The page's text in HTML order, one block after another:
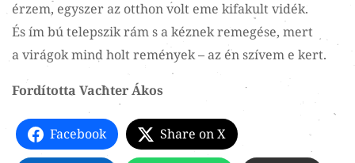
érzem, egyszer az otthon volt eme kifakult vidék.
És ím bú telepszik rám s a kéznek remegése, mert
a virágok mind holt remények – az én szívem e kert.
Fordította Vachter Ákos
Facebook Share on X